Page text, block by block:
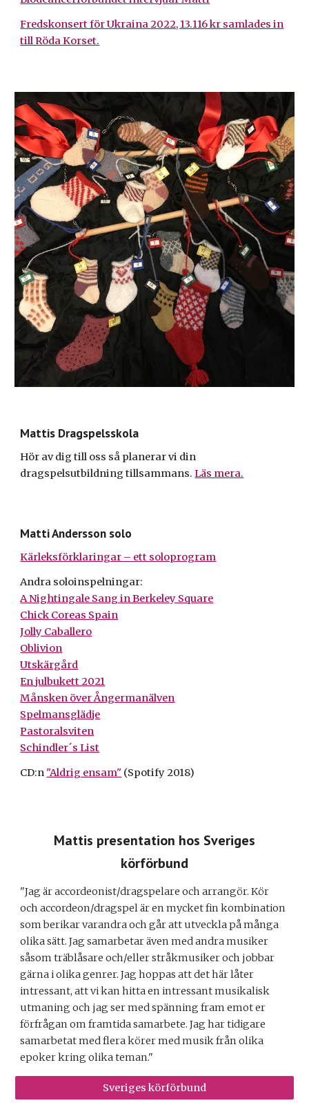
Fredskonsert för Ukraina 2022, 13.116 kr samlades in
till Röda Korset.
Mattis Dragspelsskola
Hör av dig till oss så planerar vi din
dragspelsutbildning tillsammans.Läs mera.
Matti Andersson solo
Kärleksförklaringar – ett soloprogram
Andra soloinspelningar:
A Nightingale Sang in Berkeley Square
Chick Coreas Spain
Jolly Caballero
Oblivion
Utskärgård
En julbukett 2021
Månsken över Ångermanälven
Spelmansglädje
Pastoralsviten
Schindler´s List
CD:n "Aldrig ensam" (Spotify 2018)
Mattis presentation hos Sveriges
körförbund
"Jag är accordeonist/dragspelare och arrangör. Kör
och accordeon/dragspel är en mycket fin kombination
som berikar varandra och går att utveckla på många
olika sätt. Jag samarbetar även med andra musiker
såsom träblåsare och/eller stråkmusiker och jobbar
gärna i olika genrer. Jag hoppas att det här låter
intressant, att vi kan hitta en intressant musikalisk
utmaning och jag ser med spänning fram emot er
förfrågan om framtida samarbete. Jag har tidigare
samarbetat med flera körer med musik från olika
epoker kring olika teman."
Sveriges körförbund